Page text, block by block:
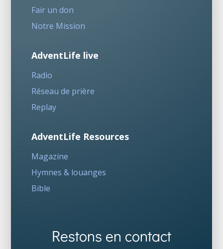
Fair un don
Notre Mission
AdventLife live
Radio
Réseau de prière
Replay
AdventLife Resources
Magazine
Hymnes & louanges
Bible
Restons en contact